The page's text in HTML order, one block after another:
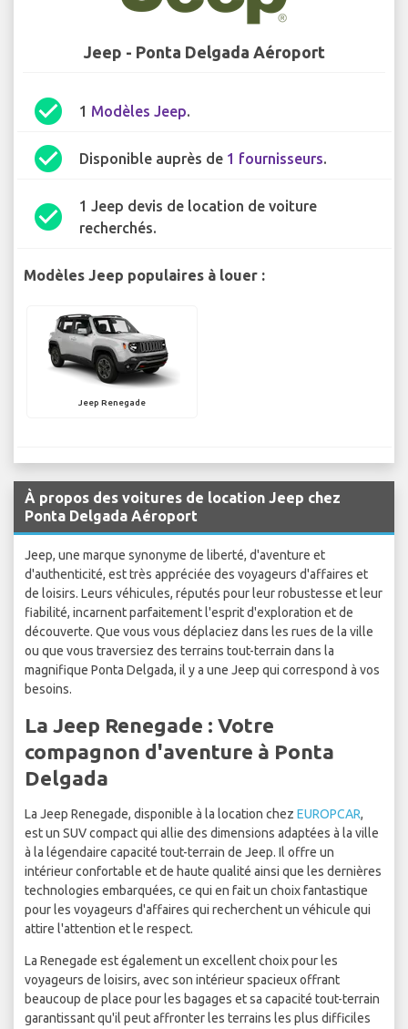
Jeep - Ponta Delgada Aéroport
check_circle 1 Modèles Jeep.
check_circle Disponible auprès de 1 fournisseurs.
check_circle
1 Jeep devis de location de voiture
recherchés.
Modèles Jeep populaires à louer :
Jeep Renegade
À propos des voitures de location Jeep chez
Ponta Delgada Aéroport
Jeep, une marque synonyme de liberté, d'aventure et
d'authenticité, est très appréciée des voyageurs d'affaires et
de loisirs. Leurs véhicules, réputés pour leur robustesse et leur
fiabilité, incarnent parfaitement l'esprit d'exploration et de
découverte. Que vous vous déplaciez dans les rues de la ville
ou que vous traversiez des terrains tout-terrain dans la
magnifique Ponta Delgada, il y a une Jeep qui correspond à vos
besoins.
La Jeep Renegade : Votre
compagnon d'aventure à Ponta
Delgada
La Jeep Renegade, disponible à la location chez EUROPCAR,
est un SUV compact qui allie des dimensions adaptées à la ville
à la légendaire capacité tout-terrain de Jeep. Il offre un
intérieur confortable et de haute qualité ainsi que les dernières
technologies embarquées, ce qui en fait un choix fantastique
pour les voyageurs d'affaires qui recherchent un véhicule qui
attire l'attention et le respect.
La Renegade est également un excellent choix pour les
voyageurs de loisirs, avec son intérieur spacieux offrant
beaucoup de place pour les bagages et sa capacité tout-terrain
garantissant qu'il peut affronter les terrains les plus difficiles